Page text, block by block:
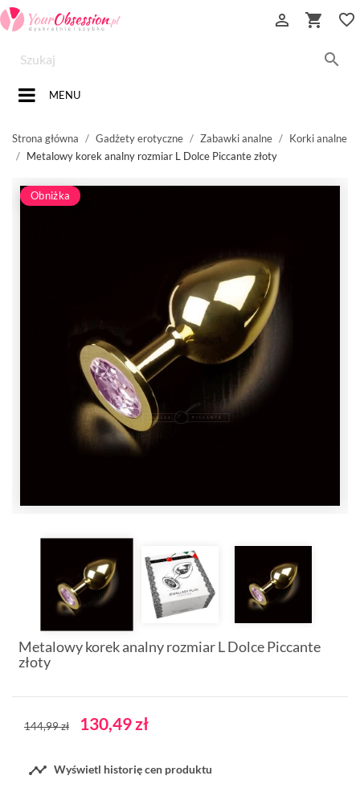
favorite_border



MENU
Strona główna Gadżety erotyczne Zabawki analne
Korki analne
Metalowy korek analny rozmiar L Dolce Piccante złoty
Obniżka
Metalowy korek analny rozmiar L Dolce Piccante
złoty
144,99 zł 130,49 zł
 Wyświetl historię cen produktu